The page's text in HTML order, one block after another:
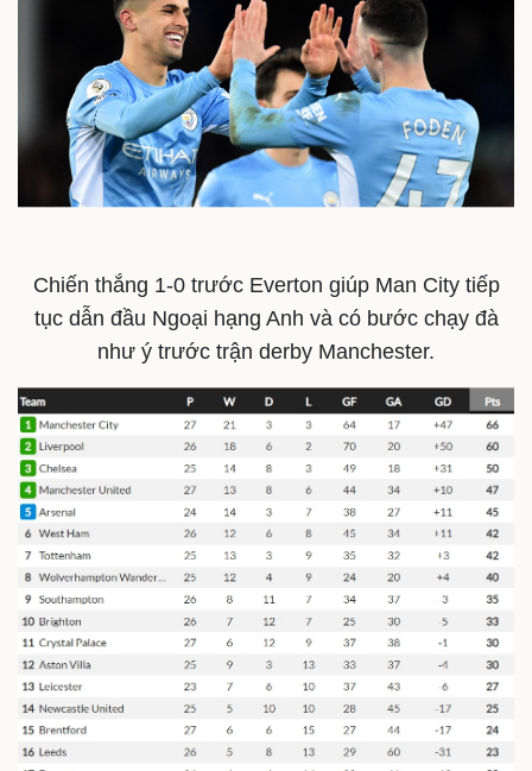
Sản phụ khoa
Nam khoa
Làm đẹp - giảm cân
Phòng mạch online
Ăn sạch sống khỏe
Blog
Tình yêu - Gia đình
Chiến thắng 1-0 trước Everton giúp Man City tiếp
tục dẫn đầu Ngoại hạng Anh và có bước chạy đà
như ý trước trận derby Manchester.